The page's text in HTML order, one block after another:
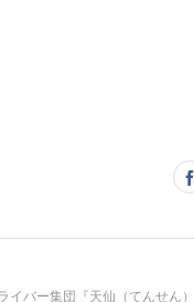
イバー集団『天仙（てんせん